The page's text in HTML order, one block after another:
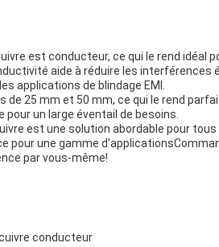
est conducteur, ce qui le rend
aide à réduire les
applications de blindage EMI.
de 25 mm et 50 mm, ce qui le rend
un large éventail de besoins.
est une solution abordable pour
pour une gamme
par vous-même!
conducteur